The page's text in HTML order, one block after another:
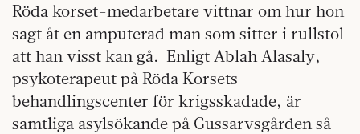
Röda korset-medarbetare vittnar om hur hon
sagt åt en amputerad man som sitter i rullstol
att han visst kan gå. Enligt Ablah Alasaly,
psykoterapeut på Röda Korsets
behandlingscenter för krigsskadade, är
samtliga asylsökande på Gussarvsgården så